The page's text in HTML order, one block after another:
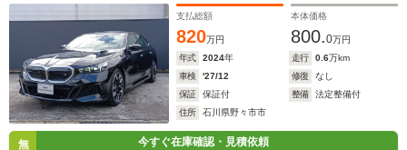
支払総額
820万円
本体価格
800.0万円
年式
2024年 走行 0.6万km
車検
'27/12 修復
なし
保証
保証付 整備
法定整備付
住所
石川県野々市市
無 今すぐ在庫確認・見積依頼